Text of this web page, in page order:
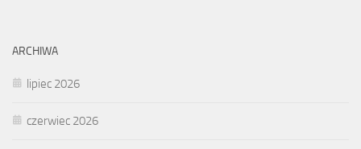
ARCHIWA
lipiec 2026
czerwiec 2026